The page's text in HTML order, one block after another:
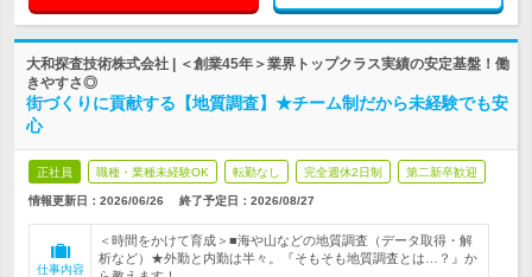
大和探査技術株式会社 | ＜創業45年＞業界トップクラス実績の安定基盤！働
きやすさ◎
街づくりに貢献する【地質調査】★チーム制だから未経験でも安
心
正社員 職種・業種未経験OK 転勤なし 完全週休2日制 第二新卒歓迎
情報更新日：2026/06/26 終了予定日： 2026/08/27
仕事内容
＜時間をかけて育成＞■海や山などの地質調査（データ取得・解
析など）★外勤と内勤は半々。『そもそも地質調査とは…？』か